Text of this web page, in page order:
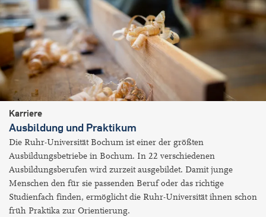
Karriere
Ausbildung und Praktikum
Die Ruhr-Universität Bochum ist einer der größten
Ausbildungsbetriebe in Bochum. In 22 verschiedenen
Ausbildungsberufen wird zurzeit ausgebildet. Damit junge
Menschen den für sie passenden Beruf oder das richtige
Studienfach finden, ermöglicht die Ruhr-Universität ihnen schon
früh Praktika zur Orientierung.